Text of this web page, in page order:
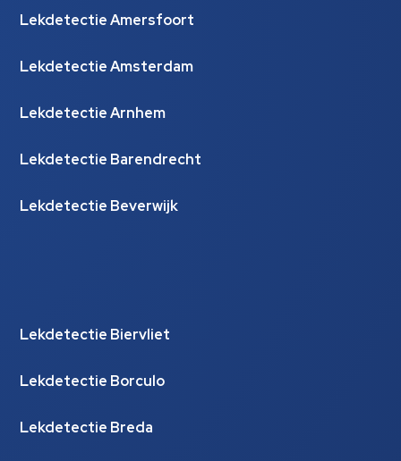
Lekdetectie Amersfoort
Lekdetectie Amsterdam
Lekdetectie Arnhem
Lekdetectie Barendrecht
Lekdetectie Beverwijk
Lekdetectie Biervliet
Lekdetectie Borculo
Lekdetectie Breda